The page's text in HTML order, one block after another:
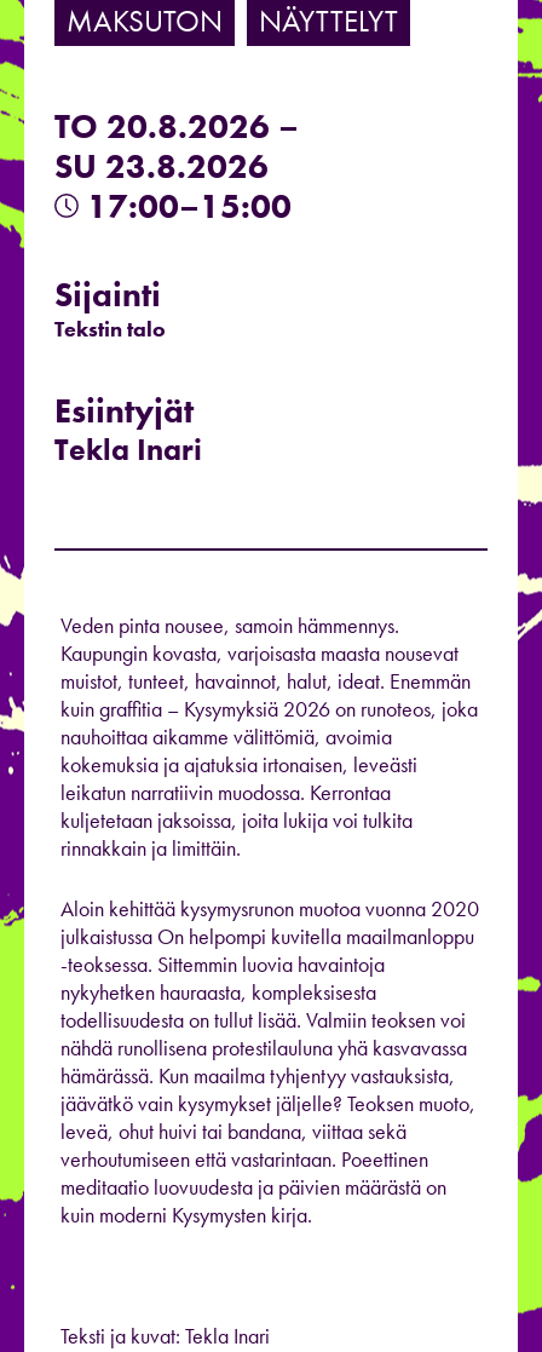
MAKSUTON
NÄYTTELYT
TO 20.8.2026 –
SU 23.8.2026
17:00–15:00
Sijainti
Tekstin talo
Esiintyjät
Tekla Inari
Veden pinta nousee, samoin hämmennys.
Kaupungin kovasta, varjoisasta maasta nousevat
muistot, tunteet, havainnot, halut, ideat. Enemmän
kuin graffitia – Kysymyksiä 2026 on runoteos, joka
nauhoittaa aikamme välittömiä, avoimia
kokemuksia ja ajatuksia irtonaisen, leveästi
leikatun narratiivin muodossa. Kerrontaa
kuljetetaan jaksoissa, joita lukija voi tulkita
rinnakkain ja limittäin.
Aloin kehittää kysymysrunon muotoa vuonna 2020
julkaistussa On helpompi kuvitella maailmanloppu
-teoksessa. Sittemmin luovia havaintoja
nykyhetken hauraasta, kompleksisesta
todellisuudesta on tullut lisää. Valmiin teoksen voi
nähdä runollisena protestilauluna yhä kasvavassa
hämärässä. Kun maailma tyhjentyy vastauksista,
jäävätkö vain kysymykset jäljelle? Teoksen muoto,
leveä, ohut huivi tai bandana, viittaa sekä
verhoutumiseen että vastarintaan. Poeettinen
meditaatio luovuudesta ja päivien määrästä on
kuin moderni Kysymysten kirja.
Teksti ja kuvat: Tekla Inari